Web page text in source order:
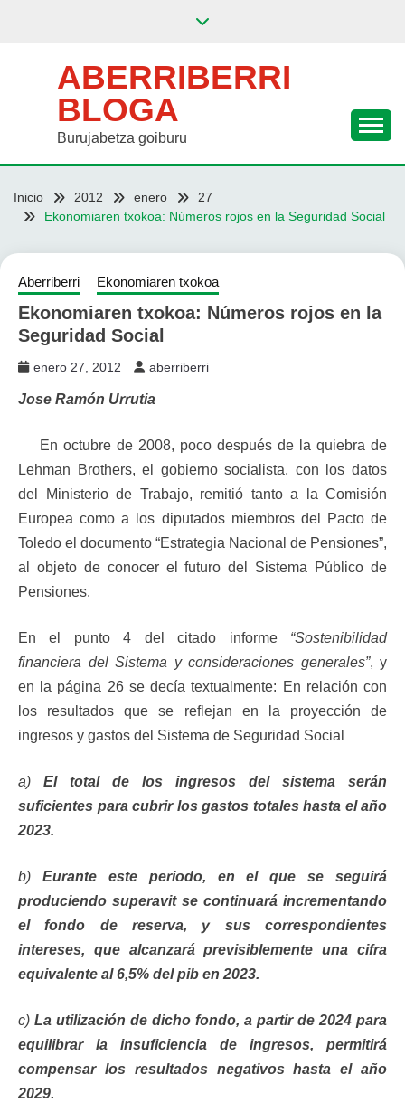
ABERRIBERRI
BLOGA
Burujabetza goiburu
Inicio 2012 enero
27
Ekonomiaren txokoa: Números rojos en la Seguridad Social
Aberriberri Ekonomiaren txokoa
Ekonomiaren txokoa: Números rojos en la
Seguridad Social
enero 27, 2012 aberriberri
Jose Ramón Urrutia
En octubre de 2008, poco después de la quiebra de
Lehman Brothers, el gobierno socialista, con los datos
del Ministerio de Trabajo, remitió tanto a la Comisión
Europea como a los diputados miembros del Pacto de
Toledo el documento “Estrategia Nacional de Pensiones”,
al objeto de conocer el futuro del Sistema Público de
Pensiones.
En el punto 4 del citado informe “Sostenibilidad
financiera del Sistema y consideraciones generales”, y
en la página 26 se decía textualmente: En relación con
los resultados que se reflejan en la proyección de
ingresos y gastos del Sistema de Seguridad Social
a) El total de los ingresos del sistema serán
suficientes para cubrir los gastos totales hasta el año
2023.
b) Eurante este periodo, en el que se seguirá
produciendo superavit se continuará incrementando
el fondo de reserva, y sus correspondientes
intereses, que alcanzará previsiblemente una cifra
equivalente al 6,5% del pib en 2023.
c) La utilización de dicho fondo, a partir de 2024 para
equilibrar la insuficiencia de ingresos, permitirá
compensar los resultados negativos hasta el año
2029.